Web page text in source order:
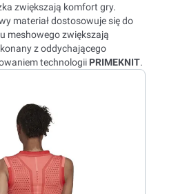
zwiększają komfort gry.
materiał dostosowuje się do
meshowego zwiększają
z oddychającego
technologii PRIMEKNIT.